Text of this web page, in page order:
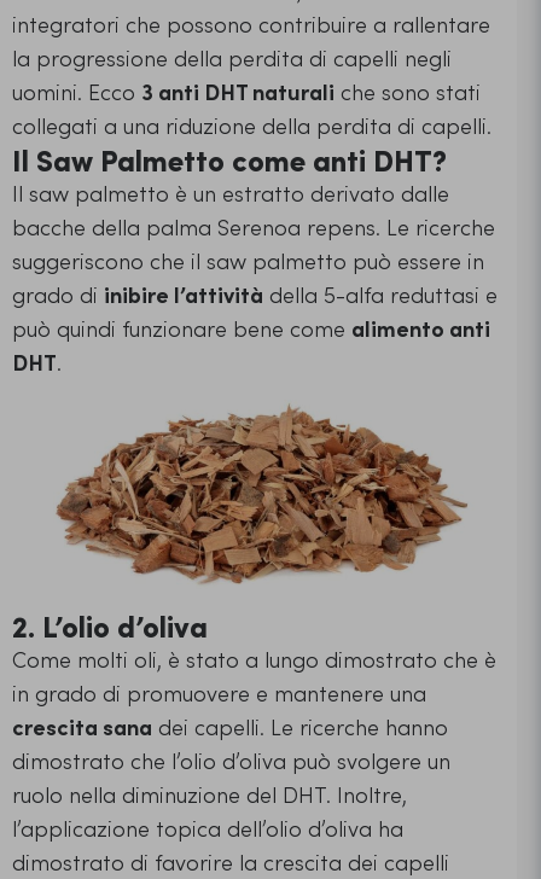
integratori che possono contribuire a rallentare
la progressione della perdita di capelli negli
uomini. Ecco 3 anti DHT naturali che sono stati
collegati a una riduzione della perdita di capelli.
Il Saw Palmetto come anti DHT?
Il saw palmetto è un estratto derivato dalle
bacche della palma Serenoa repens. Le ricerche
suggeriscono che il saw palmetto può essere in
grado di inibire l’attività della 5-alfa reduttasi e
può quindi funzionare bene come alimento anti
DHT.
2. L’olio d’oliva
Come molti oli, è stato a lungo dimostrato che è
in grado di promuovere e mantenere una
crescita sana dei capelli. Le ricerche hanno
dimostrato che l’olio d’oliva può svolgere un
ruolo nella diminuzione del DHT. Inoltre,
l’applicazione topica dell’olio d’oliva ha
dimostrato di favorire la crescita dei capelli